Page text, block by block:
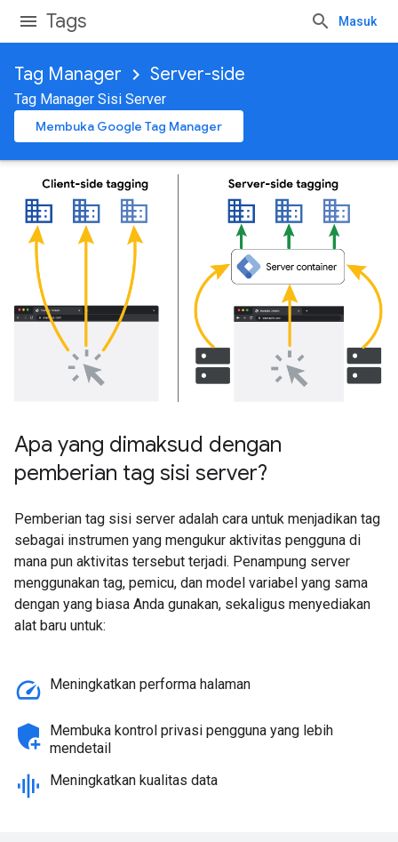
Tags Masuk
Tag Manager Server-side
Tag Manager Sisi Server
Membuka Google Tag Manager
Apa yang dimaksud dengan
pemberian tag sisi server?
Pemberian tag sisi server adalah cara untuk menjadikan tag
sebagai instrumen yang mengukur aktivitas pengguna di
mana pun aktivitas tersebut terjadi. Penampung server
menggunakan tag, pemicu, dan model variabel yang sama
dengan yang biasa Anda gunakan, sekaligus menyediakan
alat baru untuk:
speed Meningkatkan performa halaman
add_moderator
Membuka kontrol privasi pengguna yang lebih
mendetail
graphic_eq Meningkatkan kualitas data